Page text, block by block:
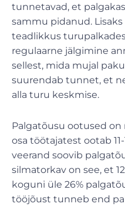
tunnetavad, et
sammu pidanud.
teadlikkus
regulaarne jälgimine
sellest, mida mujal
suurendab tunnet, et
alla turu keskmise.
Palgatõusu ootused on
osa töötajatest ootab
veerand soovib
silmatorkav on see, et
koguni üle 26%
tööjõust tunneb end